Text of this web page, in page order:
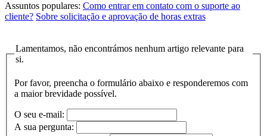
Assuntos populares: Como entrar em contato com o suporte ao
cliente? Sobre solicitação e aprovação de horas extras
Lamentamos, não encontrámos nenhum artigo relevante para
si.
Por favor, preencha o formulário abaixo e responderemos com
a maior brevidade possível.
O seu e-mail:
A sua pergunta: